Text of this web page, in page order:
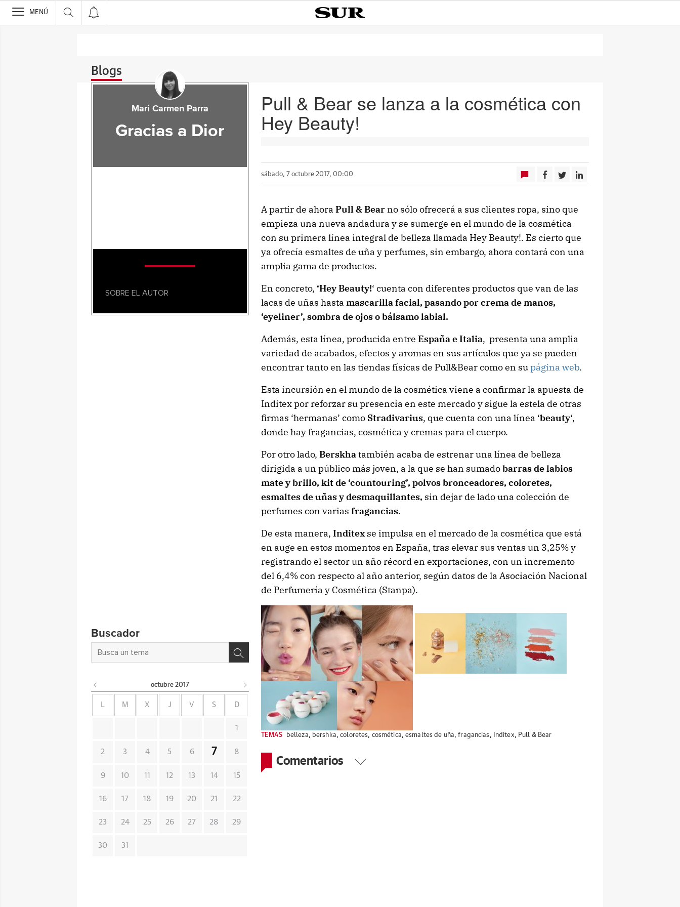
>
MENÚ
Blogs
Pull & Bear se lanza a la cosmética con
Hey Beauty!
sábado, 7 octubre 2017, 00:00
A partir de ahora Pull & Bearno sólo ofrecerá a sus clientes ropa, sino que
empieza una nueva andadura y se sumerge en el mundo de la cosmética
con su primera línea integral de belleza llamada Hey Beauty!. Es cierto que
ya ofrecía esmaltes de uña y perfumes, sin embargo, ahora contará con una
amplia gama de productos.
En concreto, ‘Hey Beauty!‘ cuenta con diferentes productos que van de las
lacas de uñas hasta mascarilla facial, pasando por crema de manos,
‘eyeliner’, sombra de ojos o bálsamo labial.
Además, esta línea, producida entre España e Italia, presenta una amplia
variedad de acabados, efectos y aromas en sus artículos que ya se pueden
encontrar tanto en las tiendas físicas de Pull&Bear como en supágina web.
Esta incursión en el mundo de la cosmética viene a confirmar la apuesta de
Inditex por reforzar su presencia en este mercado y sigue la estela de otras
firmas ‘hermanas’ como Stradivarius, que cuenta con una línea ‘beauty‘,
donde hay fragancias, cosmética y cremas para el cuerpo.
Por otro lado, Berskhatambién acaba de estrenar una línea de belleza
dirigida a un público más joven, a la que se han sumadobarras de labios
mate y brillo, kit de ‘countouring’, polvos bronceadores, coloretes,
esmaltes de uñas y desmaquillantes, sin dejar de lado una colección de
perfumes con varias fragancias.
De esta manera, Inditexse impulsa en el mercado de la cosmética que está
en auge en estos momentos en España, tras elevar sus ventas un 3,25% y
registrando el sector un año récord en exportaciones, con un incremento
del 6,4% con respecto al año anterior, según datos de la Asociación Nacional
de Perfumería y Cosmética (Stanpa).
TEMAS belleza, bershka,coloretes, cosmética,esmaltes de uña,fragancias, Inditex, Pull & Bear
Comentarios
Mari Carmen Parra
Gracias a Dior
SOBRE EL AUTOR
Buscador
octubre 2017
L M X J V S D
1
2 3 4 5 6 7 8
9 10 11 12 13 14 15
16 17 18 19 20 21 22
23 24 25 26 27 28 29
30 31